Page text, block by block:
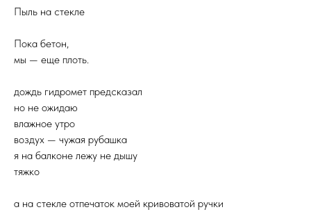
Пыль на стекле
Пока бетон,
мы — еще плоть.
дождь гидромет предсказал
но не ожидаю
влажное утро
воздух — чужая рубашка
я на балконе лежу не дышу
тяжко
а на стекле отпечаток моей кривоватой ручки